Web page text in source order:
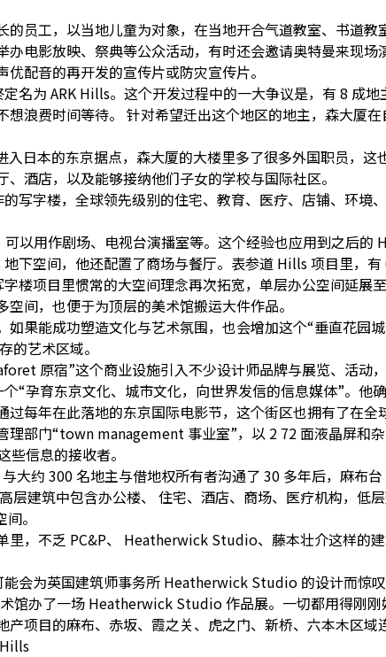
员工，以当地儿童为对象，在当地开合气道教室、书道教
电影放映、祭典等公众活动，有时还会邀请奥特曼来现
配音的再开发的宣传片或防灾宣传片。
名为 ARK Hills。这个开发过程中的一大争议是，有 8 成
浪费时间等待。 针对希望迁出这个地区的地主，森大厦
日本的东京据点，森大厦的大楼里多了很多外国职员，
酒店，以及能够接纳他们子女的学校与国际社区。
写字楼，全球领先级别的住宅、教育、医疗、店铺、环
以用作剧场、电视台演播室等。这个经验也应用到之后
下空间，他还配置了商场与餐厅。表参道 Hills 项目里，有
楼项目里惯常的大空间理念再次拓宽，单层办公空间延展
间，也便于为顶层的美术馆搬运大件作品。
果能成功塑造文化与艺术氛围，也会增加这个“垂直花园
的艺术区域。
原宿”这个商业设施引入不少设计师品牌与展览、活动
“孕育东京文化、城市文化，向世界发信的信息媒体”。
每年在此落地的东京国际电影节，这个街区也拥有了在全
部门“town management 事业室”，以 2 72 面液晶屏和
信息的接收者。
大约 300 名地主与借地权所有者沟通了 30 多年后，麻布
层建筑中包含办公楼、 住宅、酒店、商场、医疗机构，
。
里，不乏 PC&P、 Heatherwick Studio、藤本壮介这样的
会为英国建筑师事务所 Heatherwick Studio 的设计而惊
馆办了一场 Heatherwick Studio 作品展。一切都用得刚刚
项目的麻布、赤坂、霞之关、虎之门、新桥、六本木区域